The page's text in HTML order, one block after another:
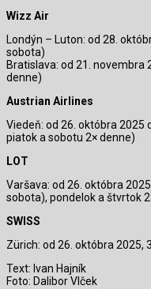
Wizz Air
Londýn – Luton: od 28.
sobota)
Bratislava: od 21. novembra
denne)
Austrian Airlines
Viedeň: od 26. októbra 2025
piatok a sobotu 2× denne)
LOT
Varšava: od 26. októbra
sobota), pondelok a štvrtok
SWISS
Zürich: od 26. októbra 2025,
Text: Ivan Hajník
Foto: Dalibor Vlček